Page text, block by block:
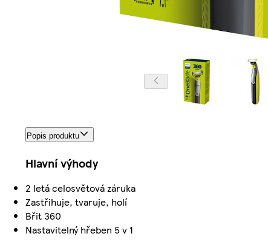
Popis produktu
Hlavní výhody
2 letá celosvětová záruka
Zastřihuje, tvaruje, holí
Břit 360
Nastavitelný hřeben 5 v 1